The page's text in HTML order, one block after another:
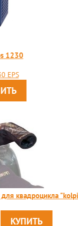
1230
EPS
квадроцикла